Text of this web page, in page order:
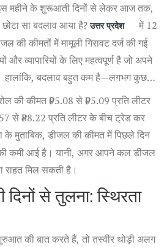
महीने के शुरूआती दिनों से लेकर आज तक,
सा बदलाव आया है?उत्तर प्रदेश
में 12
की कीमतों में मामूली गिरावट दर्ज की गई
और व्यापारियों के लिए महत्वपूर्ण है जो अपने
हालांकि, बदलाव बहुत कम है—लगभग कुछ
to make a difference over time.
कीमत ₹95.08 से ₹95.09 प्रति लीटर
से ₹88.22 प्रति लीटर के बीच ट्रेड कर
के मुताबिक, डीजल की कीमत में पिछले दिन
कमी आई है। यानी, अगर आपने कल डीजल
मिल सकती है।
से तुलना: स्थिरता
की बात करते हैं, तो तस्वीर थोड़ी अलग